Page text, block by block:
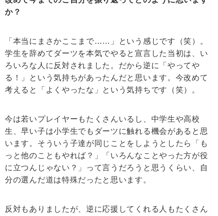
か？
「本当にまさかここまで……」という感じです（笑）。
学生を辞めてダーツを本気でやると宣言した当初は、い
ろいろな人に反対されました。だから逆に「やってや
る！」という気持ちがあったんだと思います。今改めて
考えると「よくやったな」という気持ちです（笑）。
今は若いプレイヤーもたくさんいるし、中学生や高校
生、早い子は小学生でもダーツに触れる機会があると思
います。そういう子達が同じことをしようとしたら「も
っと他のこともやれば？」「いろんなことやった方が役
に立つんじゃない？」って言うだろうと思うくらい、自
分の選んだ道は特殊だったと思います。
反対もありましたが、逆に応援してくれる人もたくさん